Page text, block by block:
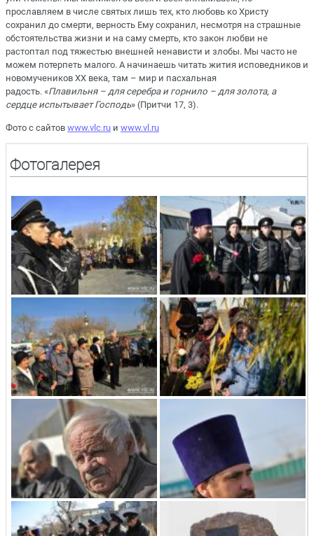
прославляем в числе святых лишь тех, кто любовь ко Христу
сохранил до смерти, верность Ему сохранил, несмотря на страшные
обстоятельства жизни и на саму смерть, кто закон любви не
растоптал под тяжестью внешней ненависти и злобы. Мы часто не
можем потерпеть малого. А начинаешь читать жития исповедников и
новомучеников XX века, там – мир и пасхальная
радость. «Плавильня – для серебра и горнило – для золота, а
сердце испытывает Господь» (Притчи 17, 3).
Фото с сайтов www.vlc.ru и www.vl.ru
Фотогалерея